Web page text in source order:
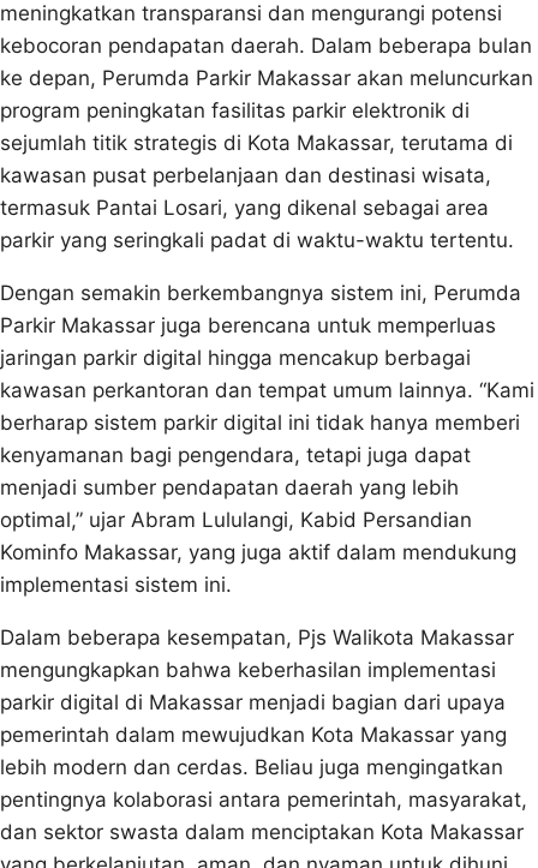
meningkatkan transparansi dan mengurangi potensi
kebocoran pendapatan daerah. Dalam beberapa bulan
ke depan, Perumda Parkir Makassar akan meluncurkan
program peningkatan fasilitas parkir elektronik di
sejumlah titik strategis di Kota Makassar, terutama di
kawasan pusat perbelanjaan dan destinasi wisata,
termasuk Pantai Losari, yang dikenal sebagai area
parkir yang seringkali padat di waktu-waktu tertentu.
Dengan semakin berkembangnya sistem ini, Perumda
Parkir Makassar juga berencana untuk memperluas
jaringan parkir digital hingga mencakup berbagai
kawasan perkantoran dan tempat umum lainnya. “Kami
berharap sistem parkir digital ini tidak hanya memberi
kenyamanan bagi pengendara, tetapi juga dapat
menjadi sumber pendapatan daerah yang lebih
optimal,” ujar Abram Lululangi, Kabid Persandian
Kominfo Makassar, yang juga aktif dalam mendukung
implementasi sistem ini.
Dalam beberapa kesempatan, Pjs Walikota Makassar
mengungkapkan bahwa keberhasilan implementasi
parkir digital di Makassar menjadi bagian dari upaya
pemerintah dalam mewujudkan Kota Makassar yang
lebih modern dan cerdas. Beliau juga mengingatkan
pentingnya kolaborasi antara pemerintah, masyarakat,
dan sektor swasta dalam menciptakan Kota Makassar